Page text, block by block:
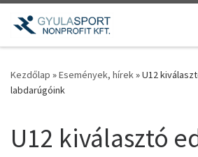
Teljes tartalom megjelenítése
Kezdőlap »Események, hírek»U12
labdarúgóink
U12 kiválasztó